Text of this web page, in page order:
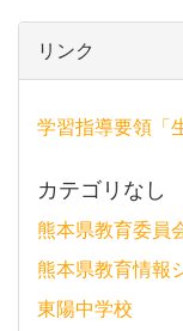
リンク
学習指導要領「
カテゴリなし
熊本県教育委員
熊本県教育情報
東陽中学校